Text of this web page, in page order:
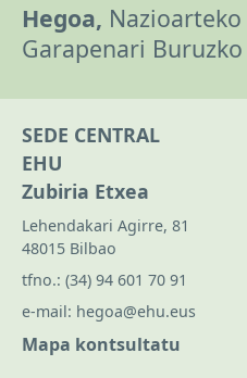
Hegoa,
Garapenari
SEDE CENTRAL
EHU
Zubiria Etxea
Lehendakari Agirre, 81
48015 Bilbao
tfno.: (34) 94 601 70 91
e-mail: hegoa@ehu.eus
Mapa kontsultatu